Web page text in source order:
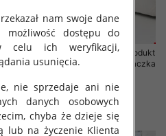
Komplet damskie (Polska produkt
) Roz 2XL-4XL , Mix Kolor Paczka
68.00 zł
szczegóły
nam swoje dane
możliwość dostępu do
celu ich weryfikacji,
usunięcia.
nie sprzedaje ani nie
danych osobowych
chyba że dzieje się
lub na życzenie Klienta